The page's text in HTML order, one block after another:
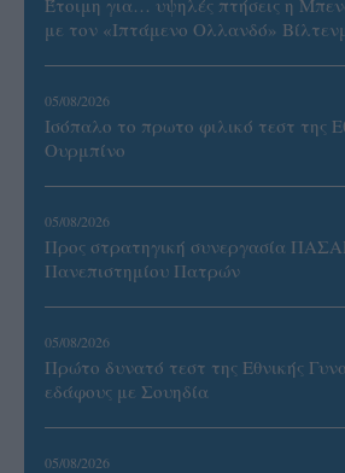
με τον «Ιπτάμενο Ολλανδό»
05/08/2026
Ισόπαλο το πρωτο φιλικό τεστ της
Ουρμπίνο
05/08/2026
Προς στρατηγική συνεργασία
Πανεπιστημίου Πατρών
05/08/2026
Πρώτο δυνατό τεστ της Εθνικής
εδάφους με Σουηδία
05/08/2026